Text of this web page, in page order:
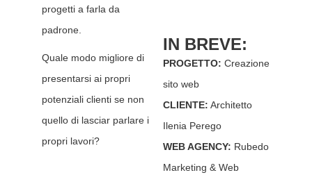
progetti a farla da
padrone.
Quale modo migliore di
presentarsi ai propri
potenziali clienti se non
quello di lasciar parlare i
propri lavori?
IN BREVE:
PROGETTO: Creazione
sito web
CLIENTE: Architetto
Ilenia Perego
WEB AGENCY: Rubedo
Marketing & Web